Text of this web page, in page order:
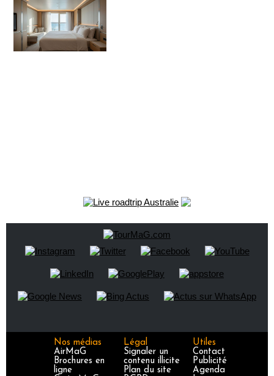
Nos médias
AirMaG
Brochures en
ligne
Légal
Signaler un
contenu illicite
Plan du site
Utiles
Contact
Publicité
Agenda